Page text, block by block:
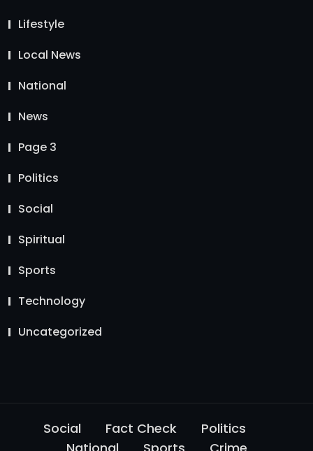
Lifestyle
Local News
National
News
Page 3
Politics
Social
Spiritual
Sports
Technology
Uncategorized
Social Fact Check
Politics